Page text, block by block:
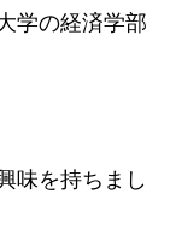
学の経済学部
味を持ちまし